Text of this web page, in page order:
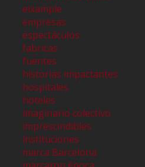
eixample
empresas
espectáculos
fabricas
fuentes
historias impactantes
hospitales
hoteles
imaginario colectivo
imprescindibles
instituciones
marca Barcelona